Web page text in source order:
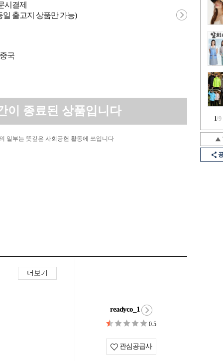
1/9
시결제
일 출고지 상품만 가능)
국
이 종료된 상품입니다
일부는 뜻깊은 사회공헌 활동에 쓰입니다
더보기
readyco_1
0.5
관심공급사